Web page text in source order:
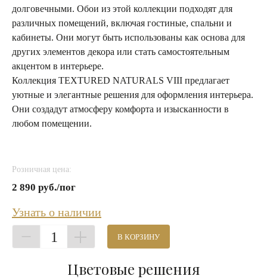
долговечными. Обои из этой коллекции подходят для
различных помещений, включая гостиные, спальни и
кабинеты. Они могут быть использованы как основа для
других элементов декора или стать самостоятельным
акцентом в интерьере.
Коллекция TEXTURED NATURALS VIII предлагает
уютные и элегантные решения для оформления интерьера.
Они создадут атмосферу комфорта и изысканности в
любом помещении.
Розничная цена:
2 890 руб./пог
Узнать о наличии
1 В КОРЗИНУ
Цветовые решения